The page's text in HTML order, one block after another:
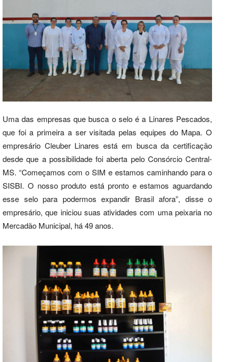
Uma das empresas que busca o selo é a Linares Pescados,
que foi a primeira a ser visitada pelas equipes do Mapa. O
empresário Cleuber Linares está em busca da certificação
desde que a possibilidade foi aberta pelo Consórcio Central-
MS. “Começamos com o SIM e estamos caminhando para o
SISBI. O nosso produto está pronto e estamos aguardando
esse selo para podermos expandir Brasil afora”, disse o
empresário, que iniciou suas atividades com uma peixaria no
Mercadão Municipal, há 49 anos.